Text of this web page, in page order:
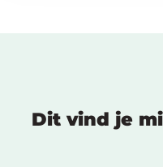
Dit vind je